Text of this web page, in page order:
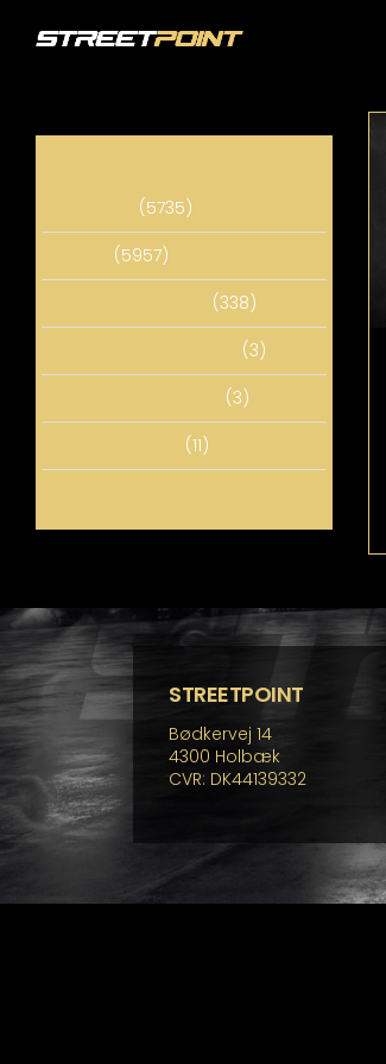
(5735)
(5957)
(338)
(3)
(3)
(11)
STREETPOINT
Bødkervej 14
4300 Holbæk
CVR: DK44139332